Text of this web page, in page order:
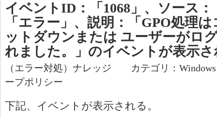
イベントID：「1068」、ソース：
「エラー」、説明：「GPO処理
ットダウンまたは ユーザーがロ
れました。」のイベントが表示
（エラー対処）ナレッジ カテゴリ：
ープポリシー
下記、イベントが表示される。